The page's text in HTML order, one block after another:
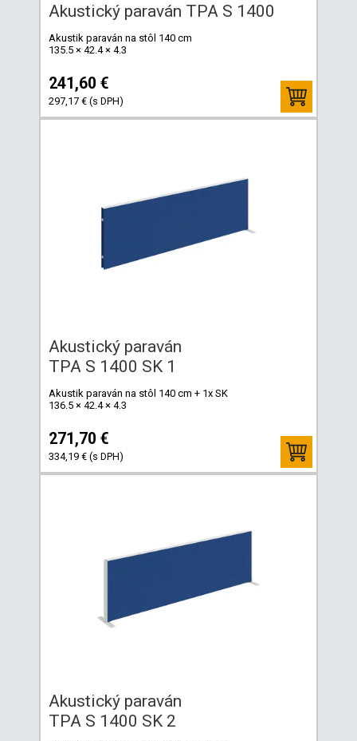
Akustický paraván TPA S 1400
Akustik paraván na stôl 140 cm
135.5 × 42.4 × 4.3
241,60 €
297,17 € (s DPH)
Akustický paraván
TPA S 1400 SK 1
Akustik paraván na stôl 140 cm + 1x SK
136.5 × 42.4 × 4.3
271,70 €
334,19 € (s DPH)
Akustický paraván
TPA S 1400 SK 2